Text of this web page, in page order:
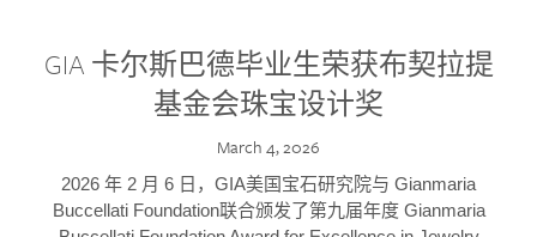
GIA 卡尔斯巴德毕业生荣获布契拉提
基金会珠宝设计奖
March 4, 2026
2026 年 2 月 6 日，GIA美国宝石研究院与 Gianmaria
Buccellati Foundation联合颁发了第九届年度 Gianmaria